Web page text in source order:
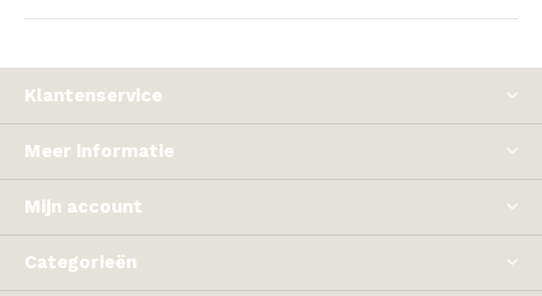
Klantenservice
Meer informatie
Mijn account
Categorieën